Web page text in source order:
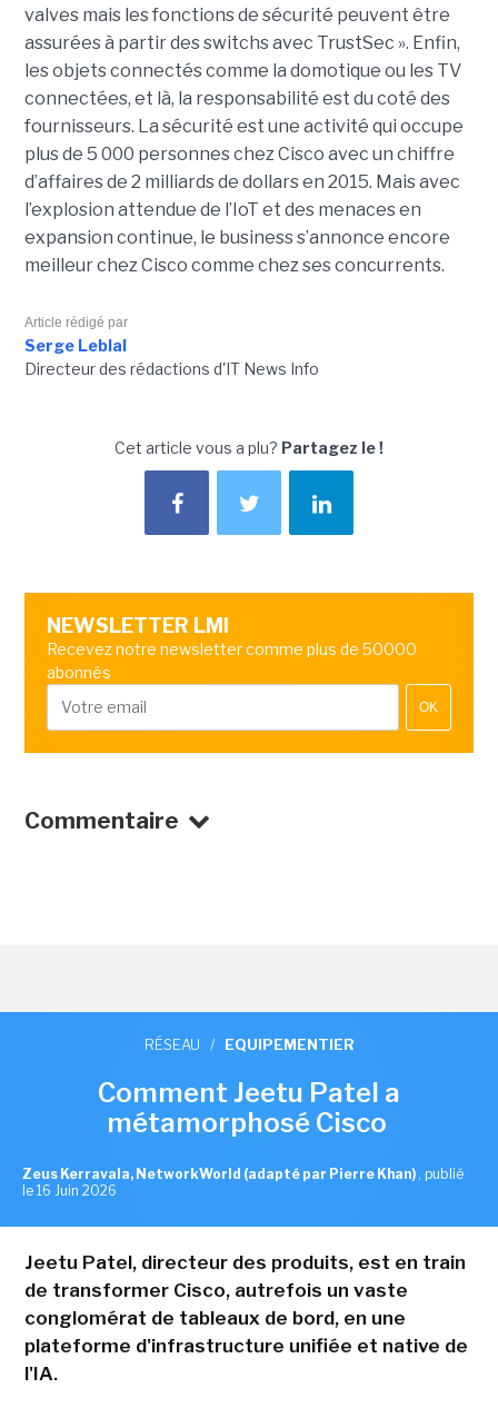
valves mais les fonctions de sécurité peuvent être
assurées à partir des switchs avec TrustSec ». Enfin,
les objets connectés comme la domotique ou les TV
connectées, et là, la responsabilité est du coté des
fournisseurs. La sécurité est une activité qui occupe
plus de 5 000 personnes chez Cisco avec un chiffre
d’affaires de 2 milliards de dollars en 2015. Mais avec
l’explosion attendue de l’IoT et des menaces en
expansion continue, le business s’annonce encore
meilleur chez Cisco comme chez ses concurrents.
Article rédigé par
Serge Leblal
Directeur des rédactions d'IT News Info
Cet article vous a plu? Partagez le !
NEWSLETTER LMI
Recevez notre newsletter comme plus de 50000
abonnés
OK
Commentaire
RÉSEAU / EQUIPEMENTIER
Comment Jeetu Patel a
métamorphosé Cisco
Zeus Kerravala, NetworkWorld (adapté par Pierre Khan) , publié
le 16 Juin 2026
Jeetu Patel, directeur des produits, est en train
de transformer Cisco, autrefois un vaste
conglomérat de tableaux de bord, en une
plateforme d'infrastructure unifiée et native de
l'IA.